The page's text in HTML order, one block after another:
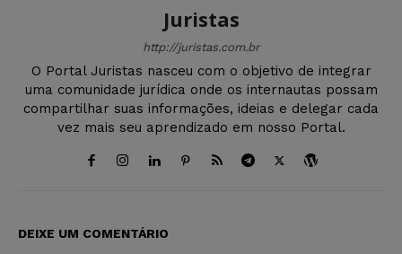
Juristas
http://juristas.com.br
O Portal Juristas nasceu com o objetivo de integrar
uma comunidade jurídica onde os internautas possam
compartilhar suas informações, ideias e delegar cada
vez mais seu aprendizado em nosso Portal.
DEIXE UM COMENTÁRIO